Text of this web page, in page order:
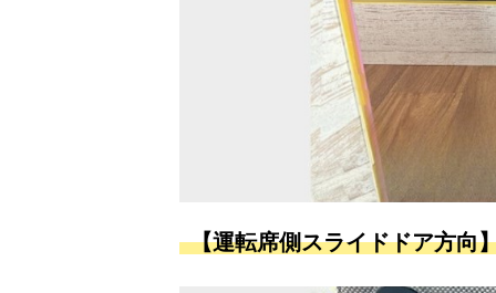
【運転席側スライドドア方向